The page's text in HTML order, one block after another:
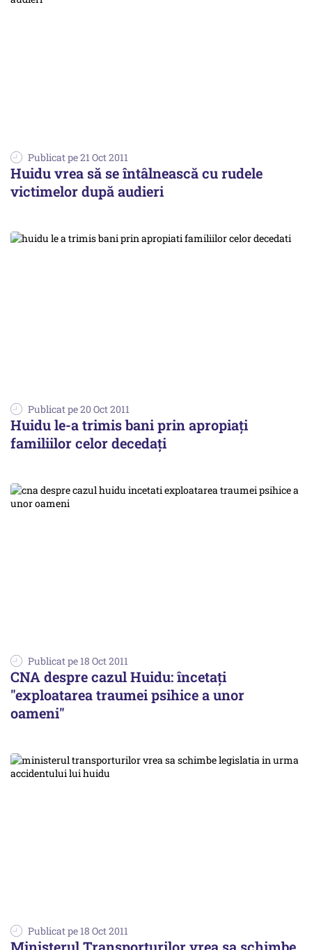
Publicat pe 21 Oct 2011
Huidu vrea să se întâlnească cu rudele
victimelor după audieri
Publicat pe 20 Oct 2011
Huidu le-a trimis bani prin apropiaţi
familiilor celor decedaţi
Publicat pe 18 Oct 2011
CNA despre cazul Huidu: încetați
"exploatarea traumei psihice a unor
oameni"
Publicat pe 18 Oct 2011